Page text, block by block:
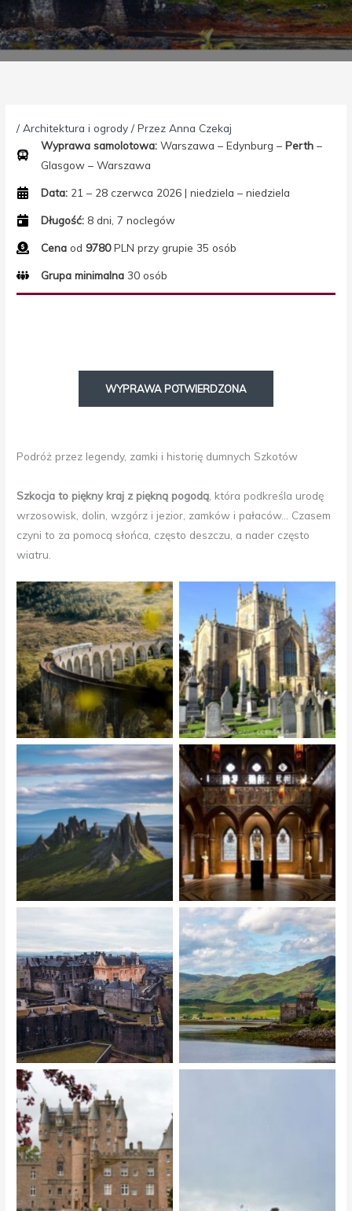
/Architektura i ogrody / PrzezAnna Czekaj
Wyprawa samolotowa: Warszawa – Edynburg –Perth –
Glasgow – Warszawa
Data: 21 – 28 czerwca 2026 | niedziela – niedziela
Długość: 8 dni, 7 noclegów
Cena od 9780PLN przy grupie 35 osób
Grupa minimalna30 osób
WYPRAWA POTWIERDZONA
Podróż przez legendy, zamki i historię dumnych Szkotów
Szkocja to piękny kraj z piękną pogodą , która podkreśla urodę
wrzosowisk, dolin, wzgórz i jezior, zamków i pałaców… Czasem
czyni to za pomocą słońca, często deszczu, a nader często
wiatru.
Glenfinnan Viaduct Dunfermline Abbey
scotlands highlands
Szkocka Narodowa Galeria
Portretów
Stirling Castle Eilean Donan Castle
Glamis Castle